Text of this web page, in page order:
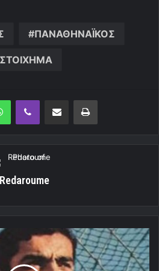
ΠΑΝΑΘΗΝΑΪΚΟΣ
WhatsAppViber Κοινοποίηση μέσω ηλεκτρονικού ταχυδρομείουΕκτύπωση
Redaroume